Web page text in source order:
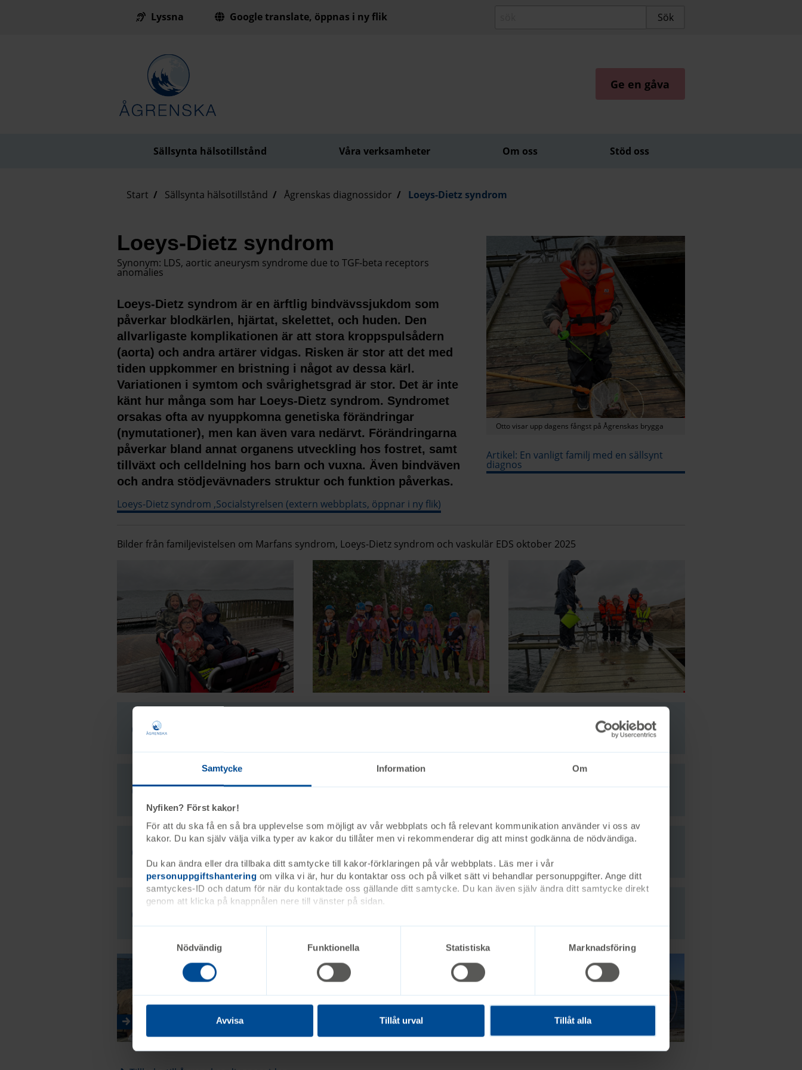
Samtycke Information Om
Nyfiken? Först kakor!
För att du ska få en så bra upplevelse som möjligt av vår webbplats och få relevant kommunikation använder vi oss av
kakor. Du kan själv välja vilka typer av kakor du tillåter men vi rekommenderar dig att minst godkänna de nödvändiga.
Du kan ändra eller dra tillbaka ditt samtycke till kakor-förklaringen på vår webbplats. Läs mer i vår
personuppgiftshantering om vilka vi är, hur du kontaktar oss och på vilket sätt vi behandlar personuppgifter. Ange ditt
samtyckes-ID och datum för när du kontaktade oss gällande ditt samtycke. Du kan även själv ändra ditt samtycke direkt
genom att klicka på knappnålen nere till vänster på sidan.
Nödvändig Funktionella Statistiska Marknadsföring
Avvisa Tillåt urval Tillåt alla
Lyssna Google translate, öppnas i ny flik
Ge en gåva
Sällsynta hälsotillstånd Våra verksamheter Om oss Stöd oss
Start Sällsynta hälsotillstånd Ågrenskas diagnossidor Loeys-Dietz syndrom
Otto visar upp dagens fångst på Ågrenskas brygga
Artikel: En vanligt familj med en sällsynt
diagnos
Loeys-Dietz syndrom
Synonym: LDS, aortic aneurysm syndrome due to TGF-beta receptors
anomalies
Loeys-Dietz syndrom är en ärftlig bindvävssjukdom som
påverkar blodkärlen, hjärtat, skelettet, och huden. Den
allvarligaste komplikationen är att stora kroppspulsådern
(aorta) och andra artärer vidgas. Risken är stor att det med
tiden uppkommer en bristning i något av dessa kärl.
Variationen i symtom och svårighetsgrad är stor. Det är inte
känt hur många som har Loeys-Dietz syndrom. Syndromet
orsakas ofta av nyuppkomna genetiska förändringar
(nymutationer), men kan även vara nedärvt. Förändringarna
påverkar bland annat organens utveckling hos fostret, samt
tillväxt och celldelning hos barn och vuxna. Även bindväven
och andra stödjevävnaders struktur och funktion påverkas.
Loeys-Dietz syndrom ,Socialstyrelsen (extern webbplats, öppnar i ny flik)
Bilder från familjevistelsen om Marfans syndrom, Loeys-Dietz syndrom och vaskulär EDS oktober 2025
Informationstexter
Att leva med
Vistelser på Ågrenska Samhällets stöd